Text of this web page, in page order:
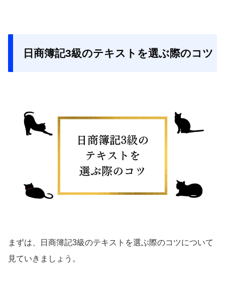
日商簿記3級のテキストを選ぶ際のコツ
まずは、日商簿記3級のテキストを選ぶ際のコツについて
見ていきましょう。